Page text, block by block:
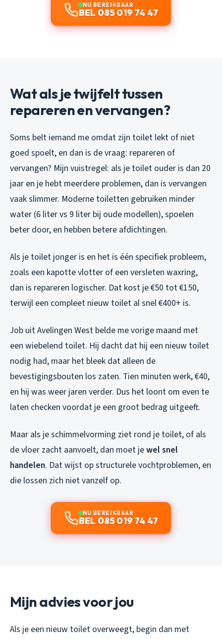
NU BEREIKBAAR
BEL 085 019 74 47
Wat als je twijfelt tussen
repareren en vervangen?
Soms belt iemand me omdat zijn toilet lekt of niet
goed spoelt, en dan is de vraag: repareren of
vervangen? Mijn vuistregel: als je toilet ouder is dan 20
jaar en je hebt meerdere problemen, dan is vervangen
vaak slimmer. Moderne toiletten gebruiken minder
water (6 liter vs 9 liter bij oude modellen), spoelen
beter door, en hebben betere afdichtingen.
Als je toilet jonger is en het is één specifiek probleem,
zoals een kapotte vlotter of een versleten waxring,
dan is repareren logischer. Dat kost je €50 tot €150,
terwijl een compleet nieuw toilet al snel €400+ is.
Job uit Avelingen West belde me vorige maand met
een wiebelend toilet. Hij dacht dat hij een nieuw toilet
nodig had, maar het bleek dat alleen de
bevestigingsbouten los zaten. Tien minuten werk, €40,
en hij was weer jaren verder. Dus het loont om even te
laten checken voordat je een groot bedrag uitgeeft.
Maar als je schimmelvorming ziet rond je toilet, of als
de vloer zacht aanvoelt, dan moet jewel snel
handelen. Dat wijst op structurele vochtproblemen, en
die lossen zich niet vanzelf op.
NU BEREIKBAAR
BEL 085 019 74 47
Mijn advies voor jou
Als je een nieuw toilet overweegt, begin dan met